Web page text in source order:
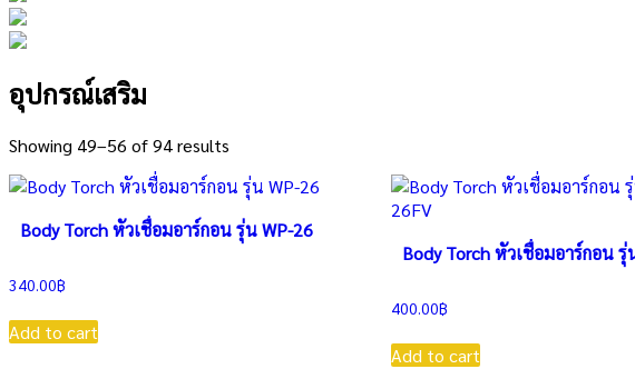
อุปกรณ์เสริม
Showing 49–56 of 94 results
Body Torch หัวเชื่อมอาร์กอน รุ่น WP-26
340.00฿
Add to cart
Body Torch หัวเชื่อมอาร์กอน รุ่
400.00฿
Add to cart